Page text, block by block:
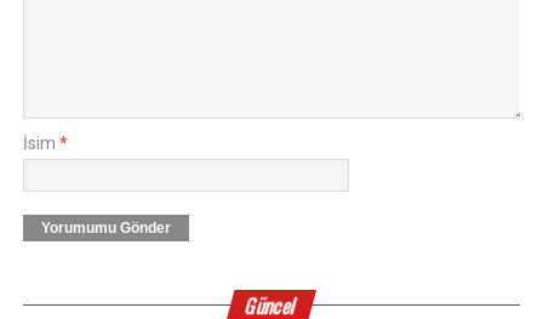
İsim *
Yorumumu Gönder
Güncel